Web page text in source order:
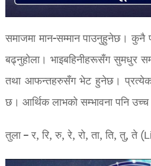
समाजमा मान-सम्मान पाउनुहुनेछ। कुनै
बढ्नुहोला। भाइबहिनीहरूसँग सुमधुर
तथा आफन्तहरुसँग भेट हुनेछ। प्रत्येक
छ। आर्थिक लाभको सम्भावना पनि
तुला – र, रि, रु, रे, रो, ता, ति, तु, ते